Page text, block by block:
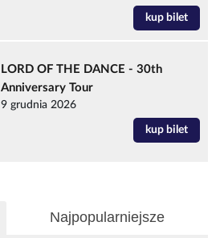
kup bilet
LORD OF THE DANCE - 30th
Anniversary Tour
9 grudnia 2026
kup bilet
Najpopularniejsze